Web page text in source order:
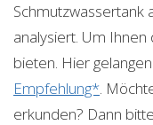
Schmutzwassertank
analysiert. Um
bieten. Hier
Empfehlung*.
erkunden? Dann